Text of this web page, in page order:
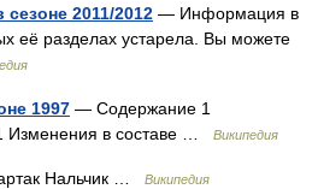
2011/2012 — Информация в
её разделах устарела. Вы можете
1997 — Содержание 1
Изменения в составе …
Википедия
Нальчик … Википедия